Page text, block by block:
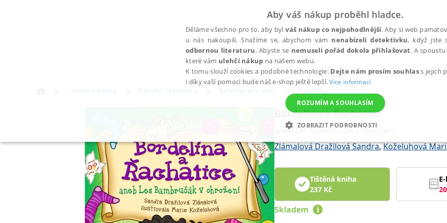
Bordelína a Řachatice
aneb Les Bambručák v ohrožení
Zlámalová Dražilová Sandra,Koželuhová
Tištěná kniha
237 Kč
Skladem i
Aby váš nákup proběhl hladce.
Děláme všechno pro to, aby bylváš nákup co nejpohodlnější. Aby si web
u nás nakoupili. Snažíme se, abychom vám nenabízeli detektivku, když jste
odbornou literaturu. Abyste se nemuseli pořád dokola přihlašovat. A
které vám ulehčí nákup na našem webu.
K tomu slouží cookies a podobné technologie. Dejte nám prosím souhlass jejich
i díky vaší pomoci bude náš e-shop ještě lepší.Více informací
ROZUMÍM A SOUHLASÍM
ZOBRAZIT PODROBNOSTI
NEZBYTNÉ ANALYTICKÉ MARKETINGOVÉ FUNKČNÍ
Nezbytné Analytické Marketingové Nezařazené soubory
Nezbytně nutné soubory cookie umožňují základní funkce webových stránek, jako je přihlášení uživatele a správa účtu. Webové stránky nelze bez
Provider /